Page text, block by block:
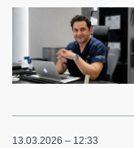
13.03.2026 – 12:33